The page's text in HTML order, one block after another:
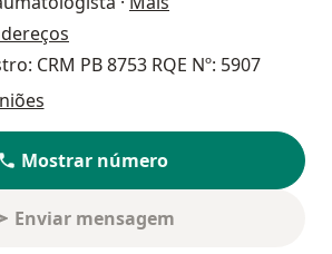
CRM PB 8753 RQE Nº: 5907
Mostrar número
Enviar mensagem